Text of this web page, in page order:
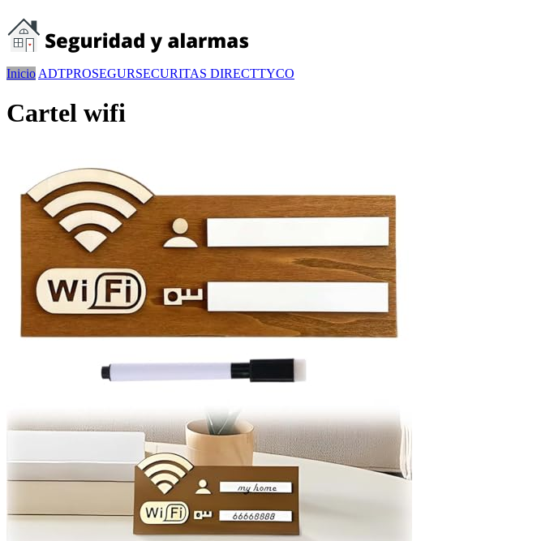
Inicio ADTPROSEGURSECURITAS DIRECTTYCO
Cartel wifi